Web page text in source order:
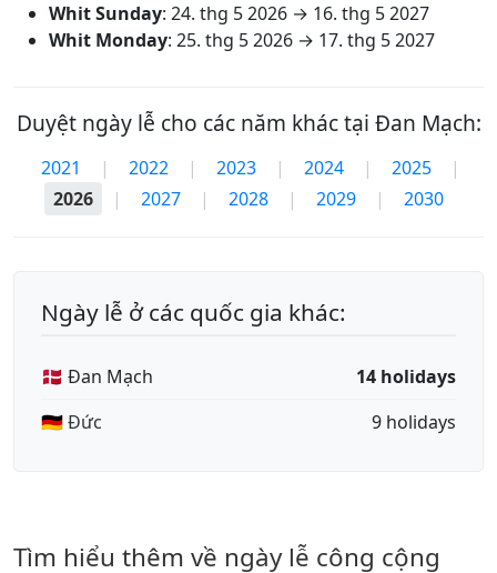
Whit Sunday: 24. thg 5 2026 → 16. thg 5 2027
Whit Monday: 25. thg 5 2026 → 17. thg 5 2027
Duyệt ngày lễ cho các năm khác tại Đan Mạch:
2021 | 2022 | 2023 | 2024 | 2025
|
2026
| 2027 | 2028 | 2029 | 2030
Ngày lễ ở các quốc gia khác:
🇩🇰 Đan Mạch
14 holidays
🇩🇪 Đức
9 holidays
Tìm hiểu thêm về ngày lễ công cộng